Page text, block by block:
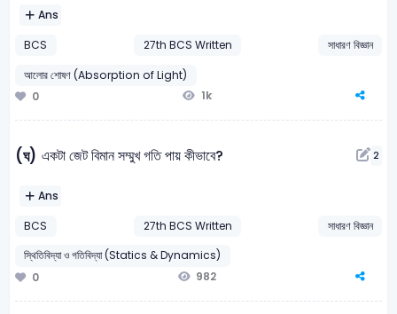
Ans
BCS
27th BCS Written
সাধারণ বিজ্ঞান
আলোর শোষণ (Absorption of Light)
0
1k
(ঘ) একটা জেট বিমান সম্মুখ গতি পায় কীভাবে? 2
Ans
BCS
27th BCS Written
সাধারণ বিজ্ঞান
স্থিতিবিদ্যা ও গতিবিদ্যা (Statics & Dynamics)
0
982